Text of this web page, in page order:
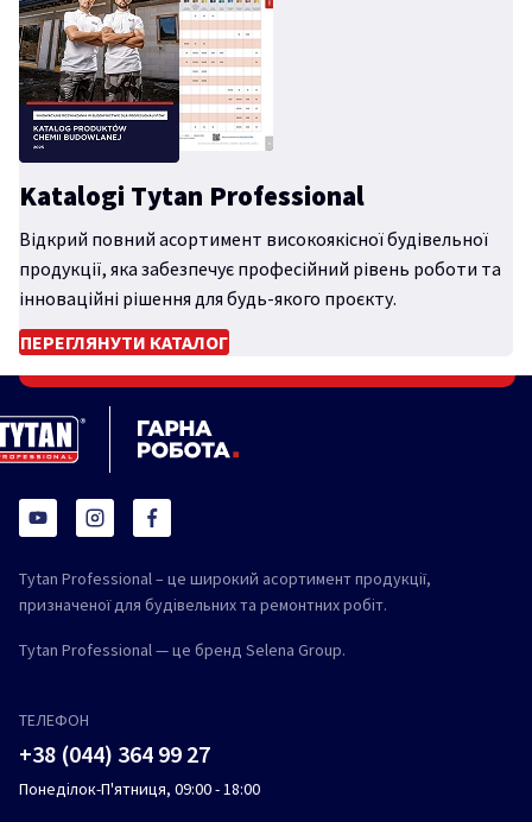
Katalogi Tytan Professional
Відкрий повний асортимент високоякісної будівельної
продукції, яка забезпечує професійний рівень роботи та
інноваційні рішення для будь-якого проєкту.
ПЕРЕГЛЯНУТИ КАТАЛОГ
Tytan Professional – це широкий асортимент продукції,
призначеної для будівельних та ремонтних робіт.
Tytan Professional — це бренд Selena Group.
ТЕЛЕФОН
+38 (044) 364 99 27
Понеділок-П'ятниця, 09:00 - 18:00